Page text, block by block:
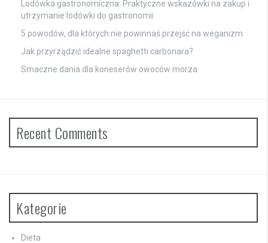
Lodówka gastronomiczna: Praktyczne wskazówki na zakup i
utrzymanie lodówki do gastronomii
5 powodów, dla których nie powinnaś przejść na weganizm
Jak przyrządzić idealne spaghetti carbonara?
Smaczne dania dla koneserów owoców morza
Recent Comments
Kategorie
Dieta